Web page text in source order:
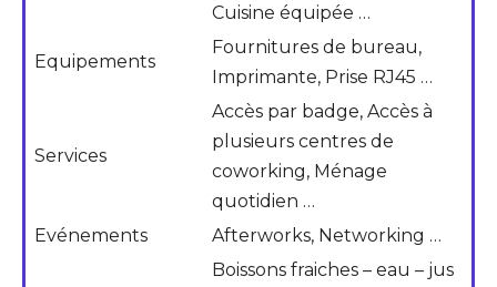
Cuisine équipée …
Equipements
Fournitures de bureau,
Imprimante, Prise RJ45 …
Services
Accès par badge, Accès à
plusieurs centres de
coworking, Ménage
quotidien …
Evénements
Afterworks, Networking …
Boissons fraiches – eau – jus